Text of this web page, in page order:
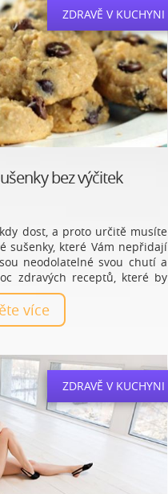
ZDRAVĚ V KUCHYNI
bez výčitek
dost, a proto určitě musíte
sušenky, které Vám nepřidají
neodolatelné svou chutí a
zdravých receptů, které by
takové rozhodně jsou!
více
ZDRAVĚ V KUCHYNI